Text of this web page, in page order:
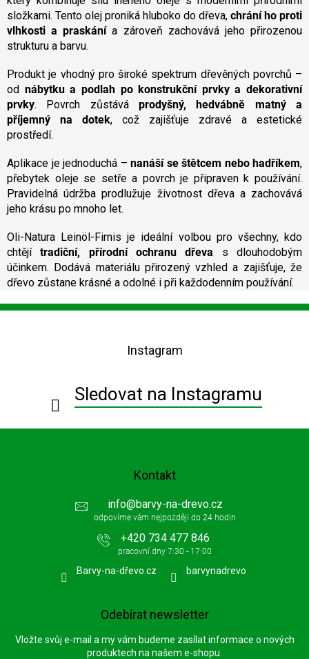
d
a
c
r
v
k
y
v
i
s
u
složkami. Tento olej proniká hluboko do dřeva, chrání ho proti
vlhkosti a praskánía zároveň zachovává jeho přirozenou
strukturu a barvu.
Produkt je vhodný pro široké spektrum dřevěných povrchů –
od nábytku a podlah po konstrukční prvky a dekorativní
prvky. Povrch zůstává prodyšný, hedvábně matný a
příjemný na dotek, což zajišťuje zdravé a estetické
prostředí.
Aplikace je jednoduchá – nanáší se štětcem nebo hadříkem,
přebytek oleje se setře a povrch je připraven k používání.
Pravidelná údržba prodlužuje životnost dřeva a zachovává
jeho krásu po mnoho let.
Oli-Natura Leinöl-Firnis je ideální volbou pro všechny, kdo
chtějítradiční, přírodní ochranu dřeva s dlouhodobým
účinkem. Dodává materiálu přirozený vzhled a zajišťuje, že
dřevo zůstane krásné a odolné i při každodenním používání.
Z
Instagram
Sledovat na Instagramu
Kontakt
info@barvy-na-drevo.cz
+420 734 477 846
Barvy-na-dřevo.cz barvynadrevo
Odebírat newsletter
Vložte svůj e-mail a my vám budeme zasílat informace o nových
produktech na našem e-shopu.